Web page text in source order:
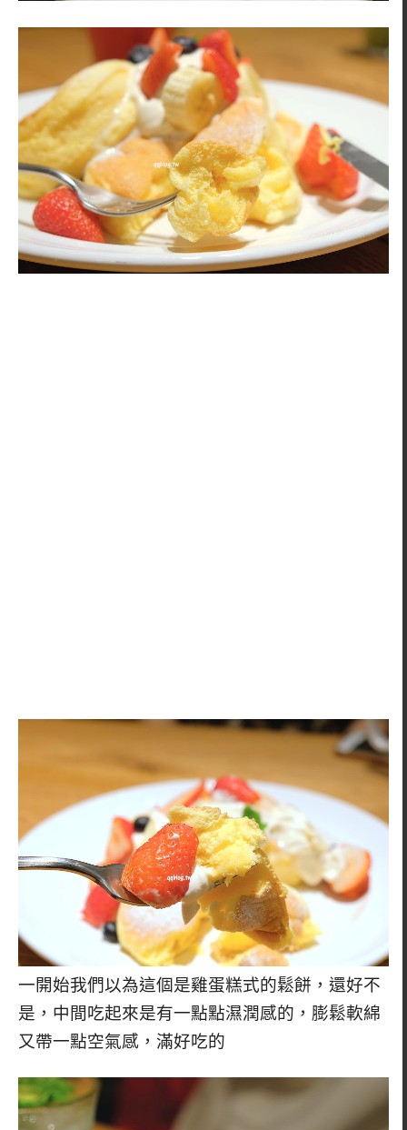
一開始我們以為這個是雞蛋糕式的鬆餅，還好不
是，中間吃起來是有一點點濕潤感的，膨鬆軟綿
又帶一點空氣感，滿好吃的